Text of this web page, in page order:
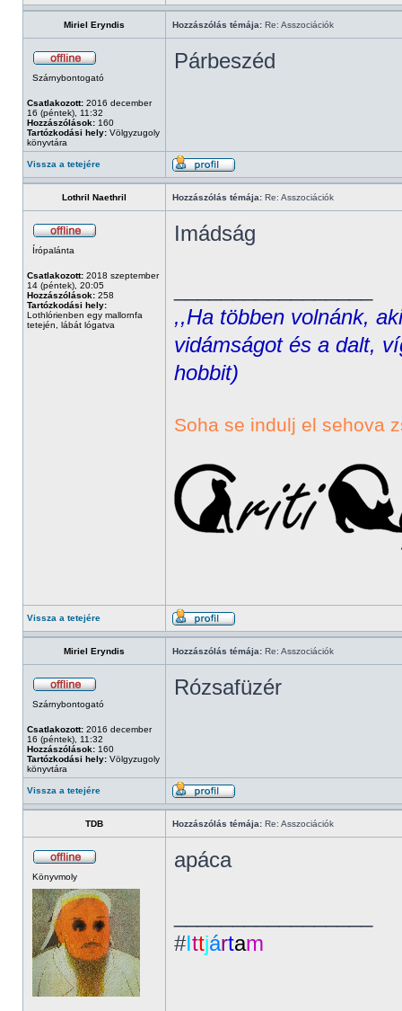
Miriel Eryndis Hozzászólás témája: Re: Asszociációk
Szárnybontogató
Csatlakozott: 2016 december
16 (péntek), 11:32
Hozzászólások: 160
Tartózkodási hely: Völgyzugoly
könyvtára
Párbeszéd
Vissza a tetejére
Lothril Naethril Hozzászólás témája: Re: Asszociációk
Írópalánta
Csatlakozott: 2018 szeptember
14 (péntek), 20:05
Hozzászólások: 258
Tartózkodási hely:
Lothlórienben egy mallornfa
tetején, lábát lógatva
Imádság
,,Ha többen volnánk,
vidámságot és a dalt,
hobbit)
Soha se indulj el sehova
Vissza a tetejére
Miriel Eryndis Hozzászólás témája: Re: Asszociációk
Szárnybontogató
Csatlakozott: 2016 december
16 (péntek), 11:32
Hozzászólások: 160
Tartózkodási hely: Völgyzugoly
könyvtára
Rózsafüzér
Vissza a tetejére
TDB Hozzászólás témája: Re: Asszociációk
Könyvmoly
apáca
#Ittjártam